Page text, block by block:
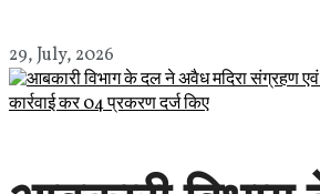
29, July, 2026